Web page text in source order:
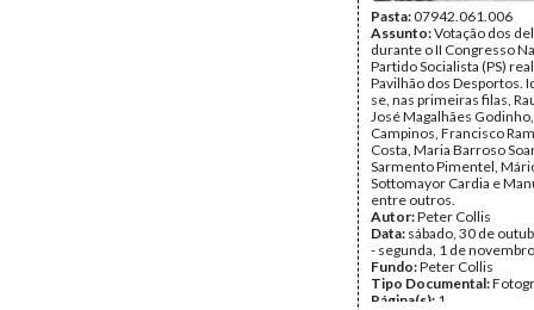
Pasta:07942.061.006
Assunto:Votação dos
durante o II Congresso
Partido Socialista (PS)
Pavilhão dos Desportos.
se, nas primeiras filas,
José Magalhães
Campinos, Francisco
Costa, Maria Barroso
Sarmento Pimentel,
Sottomayor Cardia e
entre outros.
Autor:Peter Collis
Data: sábado, 30 de
- segunda, 1 de
Fundo:Peter Collis
Tipo Documental:
Página(s): 1